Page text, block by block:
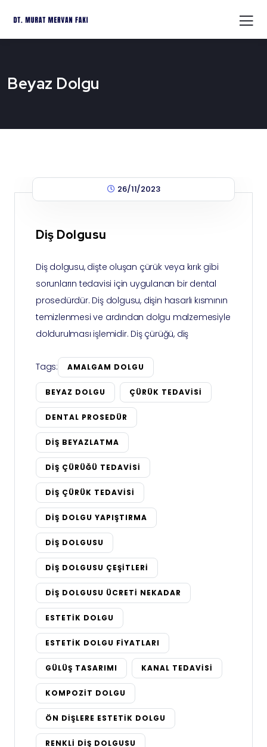
Beyaz Dolgu
26/11/2023
Diş Dolgusu
Diş dolgusu, dişte oluşan çürük veya kırık gibi
sorunların tedavisi için uygulanan bir dental
prosedürdür. Diş dolgusu, dişin hasarlı kısmının
temizlenmesi ve ardından dolgu malzemesiyle
doldurulması işlemidir. Diş çürüğü, diş
Tags: AMALGAM DOLGU
BEYAZ DOLGU ÇÜRÜK TEDAVISI
DENTAL PROSEDÜR
DIŞ BEYAZLATMA
DIŞ ÇÜRÜĞÜ TEDAVISI
DIŞ ÇÜRÜK TEDAVISI
DIŞ DOLGU YAPIŞTIRMA
DIŞ DOLGUSU
DIŞ DOLGUSU ÇEŞITLERI
DIŞ DOLGUSU ÜCRETI NEKADAR
ESTETIK DOLGU
ESTETIK DOLGU FIYATLARI
GÜLÜŞ TASARIMI KANAL TEDAVISI
KOMPOZIT DOLGU
ÖN DIŞLERE ESTETIK DOLGU
RENKLI DIŞ DOLGUSU